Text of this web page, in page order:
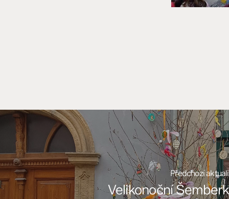
Předchozí
Velikonoční